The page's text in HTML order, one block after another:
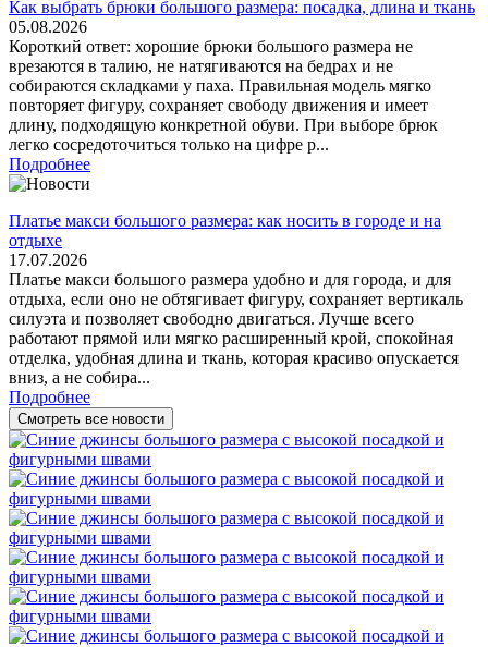
Как выбрать брюки большого размера: посадка, длина и ткань
05.08.2026
Короткий ответ: хорошие брюки большого размера не
врезаются в талию, не натягиваются на бедрах и не
собираются складками у паха. Правильная модель мягко
повторяет фигуру, сохраняет свободу движения и имеет
длину, подходящую конкретной обуви. При выборе брюк
легко сосредоточиться только на цифре р...
Подробнее
Платье макси большого размера: как носить в городе и на
отдыхе
17.07.2026
Платье макси большого размера удобно и для города, и для
отдыха, если оно не обтягивает фигуру, сохраняет вертикаль
силуэта и позволяет свободно двигаться. Лучше всего
работают прямой или мягко расширенный крой, спокойная
отделка, удобная длина и ткань, которая красиво опускается
вниз, а не собира...
Подробнее
Смотреть все новости